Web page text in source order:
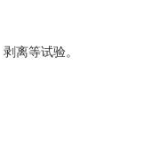
离等试验。